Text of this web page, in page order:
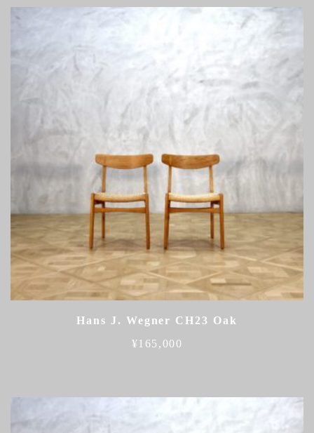
Hans J. Wegner CH23 Oak
¥165,000